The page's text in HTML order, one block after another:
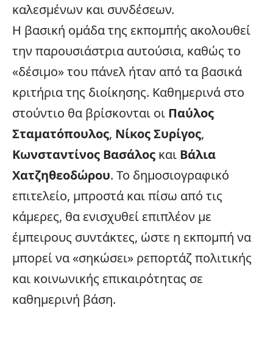
καλεσμένων και συνδέσεων.
Η βασική ομάδα της εκπομπής ακολουθεί
την παρουσιάστρια αυτούσια, καθώς το
«δέσιμο» του πάνελ ήταν από τα βασικά
κριτήρια της διοίκησης. Καθημερινά στο
στούντιο θα βρίσκονται οι Παύλος
Σταματόπουλος, Νίκος Συρίγος,
Κωνσταντίνος Βασάλος και Βάλια
Χατζηθεοδώρου. Το δημοσιογραφικό
επιτελείο, μπροστά και πίσω από τις
κάμερες, θα ενισχυθεί επιπλέον με
έμπειρους συντάκτες, ώστε η εκπομπή να
μπορεί να «σηκώσει» ρεπορτάζ πολιτικής
και κοινωνικής επικαιρότητας σε
καθημερινή βάση.